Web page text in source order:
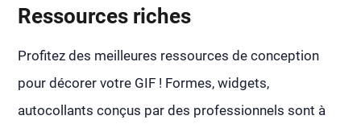
Ressources riches
Profitez des meilleures ressources de conception
pour décorer votre GIF ! Formes, widgets,
autocollants conçus par des professionnels sont à